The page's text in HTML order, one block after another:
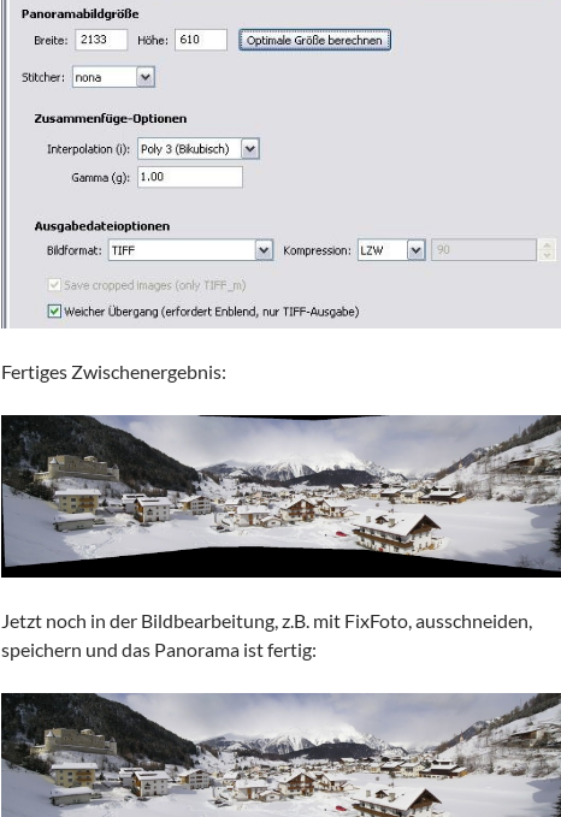
Fertiges Zwischenergebnis:
Jetzt noch in der Bildbearbeitung, z.B. mit FixFoto, ausschneiden,
speichern und das Panorama ist fertig: